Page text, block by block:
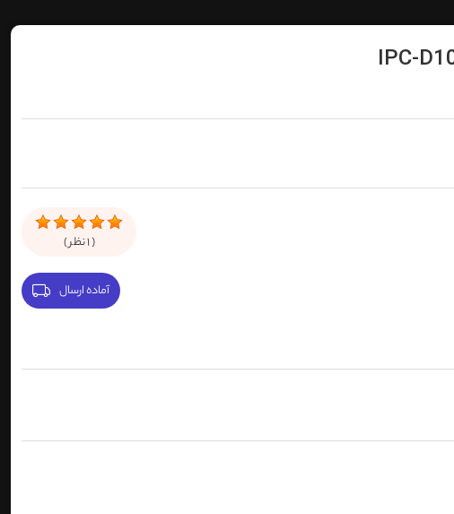
(
1نظر )
آماده ارسال